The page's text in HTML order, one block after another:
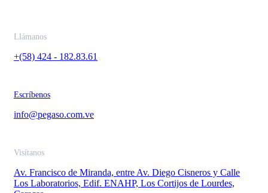
Llámanos
+(58) 424 - 182.83.61
Escríbenos
info@pegaso.com.ve
Visítanos
Av. Francisco de Miranda, entre Av. Diego Cisneros y Calle
Los Laboratorios, Edif. ENAHP, Los Cortijos de Lourdes,